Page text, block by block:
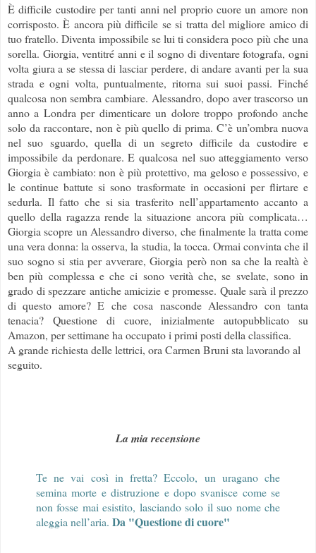
È difficile custodire per tanti anni nel proprio cuore un amore non
corrisposto. È ancora più difficile se si tratta del migliore amico di
tuo fratello. Diventa impossibile se lui ti considera poco più che una
sorella. Giorgia, ventitré anni e il sogno di diventare fotografa, ogni
volta giura a se stessa di lasciar perdere, di andare avanti per la sua
strada e ogni volta, puntualmente, ritorna sui suoi passi. Finché
qualcosa non sembra cambiare. Alessandro, dopo aver trascorso un
anno a Londra per dimenticare un dolore troppo profondo anche
solo da raccontare, non è più quello di prima. C’è un’ombra nuova
nel suo sguardo, quella di un segreto difficile da custodire e
impossibile da perdonare. E qualcosa nel suo atteggiamento verso
Giorgia è cambiato: non è più protettivo, ma geloso e possessivo, e
le continue battute si sono trasformate in occasioni per flirtare e
sedurla. Il fatto che si sia trasferito nell’appartamento accanto a
quello della ragazza rende la situazione ancora più complicata…
Giorgia scopre un Alessandro diverso, che finalmente la tratta come
una vera donna: la osserva, la studia, la tocca. Ormai convinta che il
suo sogno si stia per avverare, Giorgia però non sa che la realtà è
ben più complessa e che ci sono verità che, se svelate, sono in
grado di spezzare antiche amicizie e promesse. Quale sarà il prezzo
di questo amore? E che cosa nasconde Alessandro con tanta
tenacia? Questione di cuore, inizialmente autopubblicato su
Amazon, per settimane ha occupato i primi posti della classifica.
A grande richiesta delle lettrici, ora Carmen Bruni sta lavorando al
seguito.
La mia recensione
Te ne vai così in fretta? Eccolo, un uragano che
semina morte e distruzione e dopo svanisce come se
non fosse mai esistito, lasciando solo il suo nome che
aleggia nell’aria. Da "Questione di cuore"